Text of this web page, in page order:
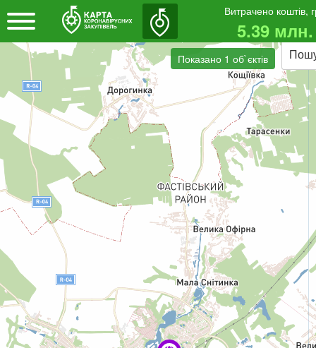
Витрачено коштів,
5.39 млн.
Показано 1 об`єктів